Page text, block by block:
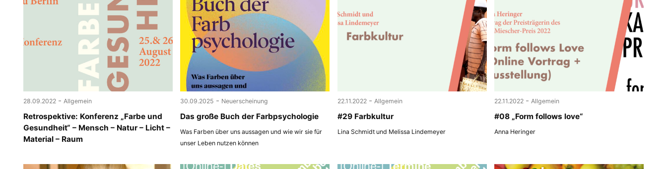
28.09.2022 - Allgemein
Retrospektive: Konferenz „Farbe und
Gesundheit“ – Mensch – Natur – Licht –
Material – Raum
30.09.2025 - Neuerscheinung
Das große Buch der Farbpsychologie
Was Farben über uns aussagen und wie wir sie für
unser Leben nutzen können
22.11.2022 - Allgemein
#29 Farbkultur
Lina Schmidt und Melissa Lindemeyer
22.11.2022 - Allgemein
#08 „Form follows love“
Anna Heringer